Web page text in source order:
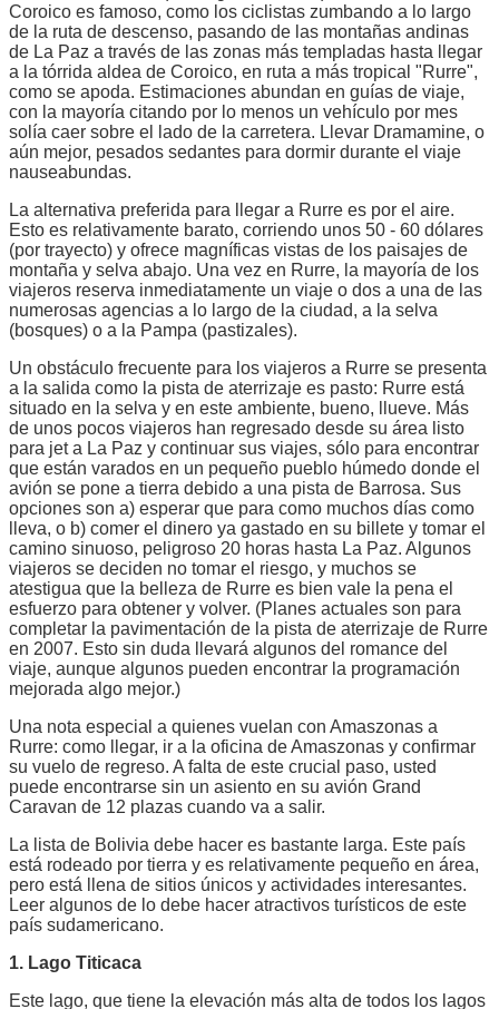
Coroico es famoso, como los ciclistas zumbando a lo largo
de la ruta de descenso, pasando de las montañas andinas
de La Paz a través de las zonas más templadas hasta llegar
a la tórrida aldea de Coroico, en ruta a más tropical "Rurre",
como se apoda. Estimaciones abundan en guías de viaje,
con la mayoría citando por lo menos un vehículo por mes
solía caer sobre el lado de la carretera. Llevar Dramamine, o
aún mejor, pesados sedantes para dormir durante el viaje
nauseabundas.
La alternativa preferida para llegar a Rurre es por el aire.
Esto es relativamente barato, corriendo unos 50 - 60 dólares
(por trayecto) y ofrece magníficas vistas de los paisajes de
montaña y selva abajo. Una vez en Rurre, la mayoría de los
viajeros reserva inmediatamente un viaje o dos a una de las
numerosas agencias a lo largo de la ciudad, a la selva
(bosques) o a la Pampa (pastizales).
Un obstáculo frecuente para los viajeros a Rurre se presenta
a la salida como la pista de aterrizaje es pasto: Rurre está
situado en la selva y en este ambiente, bueno, llueve. Más
de unos pocos viajeros han regresado desde su área listo
para jet a La Paz y continuar sus viajes, sólo para encontrar
que están varados en un pequeño pueblo húmedo donde el
avión se pone a tierra debido a una pista de Barrosa. Sus
opciones son a) esperar que para como muchos días como
lleva, o b) comer el dinero ya gastado en su billete y tomar el
camino sinuoso, peligroso 20 horas hasta La Paz. Algunos
viajeros se deciden no tomar el riesgo, y muchos se
atestigua que la belleza de Rurre es bien vale la pena el
esfuerzo para obtener y volver. (Planes actuales son para
completar la pavimentación de la pista de aterrizaje de Rurre
en 2007. Esto sin duda llevará algunos del romance del
viaje, aunque algunos pueden encontrar la programación
mejorada algo mejor.)
Una nota especial a quienes vuelan con Amaszonas a
Rurre: como llegar, ir a la oficina de Amaszonas y confirmar
su vuelo de regreso. A falta de este crucial paso, usted
puede encontrarse sin un asiento en su avión Grand
Caravan de 12 plazas cuando va a salir.
La lista de Bolivia debe hacer es bastante larga. Este país
está rodeado por tierra y es relativamente pequeño en área,
pero está llena de sitios únicos y actividades interesantes.
Leer algunos de lo debe hacer atractivos turísticos de este
país sudamericano.
1. Lago Titicaca
Este lago, que tiene la elevación más alta de todos los lagos